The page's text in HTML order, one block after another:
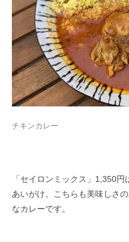
チキンカレー
「セイロンミックス」1,350
あいがけ。こちらも美味しさ
なカレーです。